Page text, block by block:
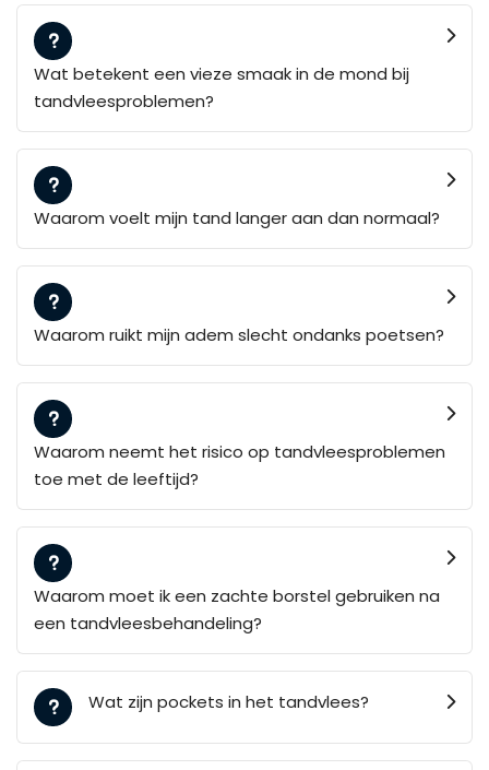
Wat betekent een vieze smaak in de mond bij
tandvleesproblemen?
Waarom voelt mijn tand langer aan dan normaal?
Waarom ruikt mijn adem slecht ondanks poetsen?
Waarom neemt het risico op tandvleesproblemen
toe met de leeftijd?
Waarom moet ik een zachte borstel gebruiken na
een tandvleesbehandeling?
Wat zijn pockets in het tandvlees?